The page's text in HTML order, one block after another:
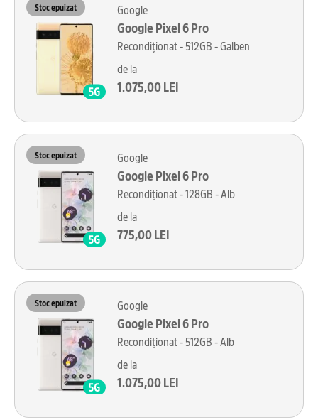
Stoc epuizat Google
Google Pixel 6 Pro
Recondiționat - 512GB - Galben
de la
1.075,00 LEI
Stoc epuizat Google
Google Pixel 6 Pro
Recondiționat - 128GB - Alb
de la
775,00 LEI
Stoc epuizat Google
Google Pixel 6 Pro
Recondiționat - 512GB - Alb
de la
1.075,00 LEI